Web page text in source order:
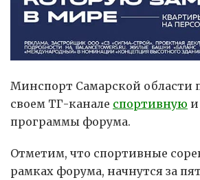
Минспорт Самарской области
своем ТГ-канале спортивную и
программы форума.
Отметим, что спортивные
рамках форума, начнутся за